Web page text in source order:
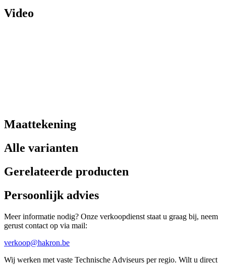
Video
Maattekening
Alle varianten
Gerelateerde producten
Persoonlijk advies
Meer informatie nodig? Onze verkoopdienst staat u graag bij, neem
gerust contact op via mail:
verkoop@hakron.be
Wij werken met vaste Technische Adviseurs per regio. Wilt u direct